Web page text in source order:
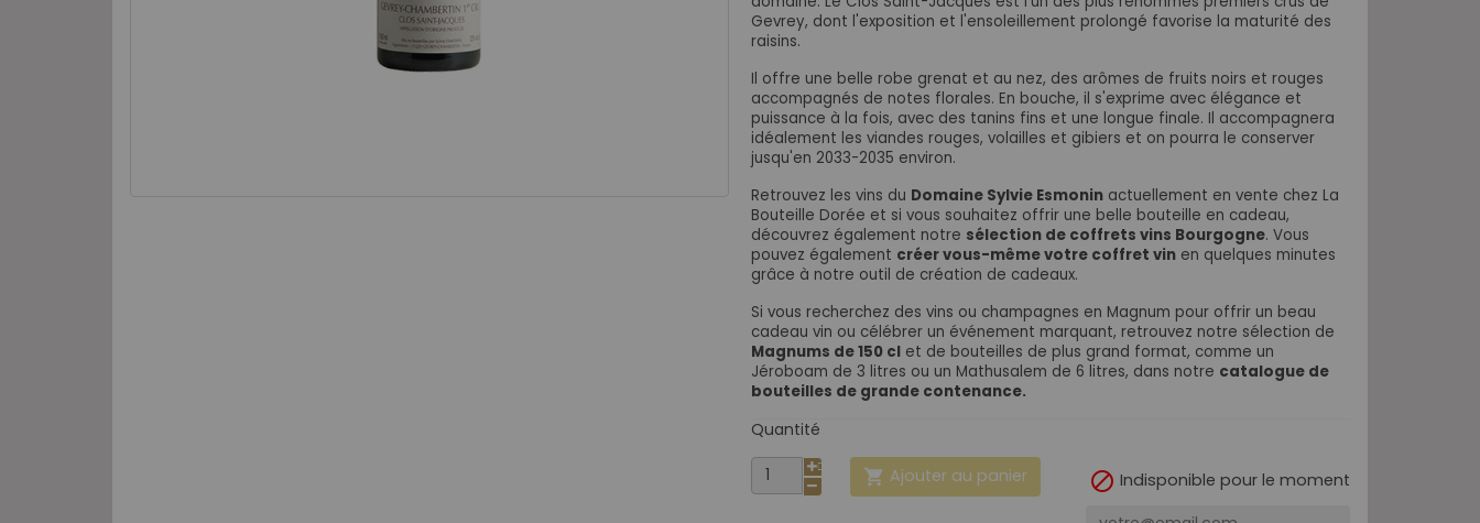
Gevrey, dont l'exposition et l'ensoleillement prolongé favorise la maturité des
raisins.
Il offre une belle robe grenat et au nez, des arômes de fruits noirs et rouges
accompagnés de notes florales. En bouche, il s'exprime avec élégance et
puissance à la fois, avec des tanins fins et une longue finale. Il accompagnera
idéalement les viandes rouges, volailles et gibiers et on pourra le conserver
jusqu'en 2033-2035 environ.
Retrouvez les vins du Domaine Sylvie Esmonin actuellement en vente chez La
Bouteille Dorée et si vous souhaitez offrir une belle bouteille en cadeau,
découvrez également notre sélection de coffrets vins Bourgogne. Vous
pouvez également créer vous-même votre coffret vin en quelques minutes
grâce à notre outil de création de cadeaux.
Si vous recherchez des vins ou champagnes en Magnum pour offrir un beau
cadeau vin ou célébrer un événement marquant, retrouvez notre sélection de
Magnums de 150 cl et de bouteilles de plus grand format, comme un
Jéroboam de 3 litres ou un Mathusalem de 6 litres, dans notre catalogue de
bouteilles de grande contenance.
Quantité
 Ajouter au panier  Indisponible pour le moment